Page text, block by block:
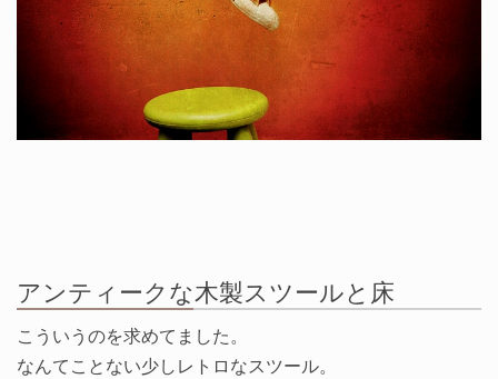
アンティークな木製スツールと床
こういうのを求めてました。
なんてことない少しレトロなスツール。